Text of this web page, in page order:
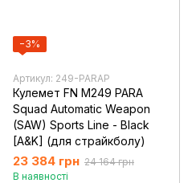
−3%
Артикул: 249-PARAP
Кулемет FN M249 PARA
Squad Automatic Weapon
(SAW) Sports Line - Black
[A&K] (для страйкболу)
23 384 грн 24 164 грн
В наявності